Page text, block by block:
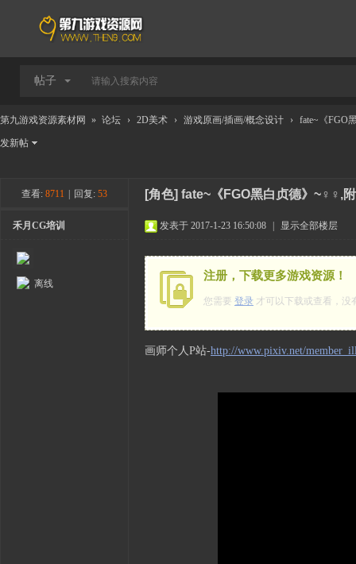
帖子
第九游戏资源素材网 » 论坛 › 2D美术 › 游戏原画/插画/概念设计 › fate~《FGO
发新帖
查看: 8711 回复: 53 [角色] fate~《FGO黑白贞德》~♀♀,
禾月CG培训
离线
发表于 2017-1-23 16:50:08 显示全部楼层
注册，下载更多游戏资源！
您需要 登录 才可以下载或查看，没
画师个人P站-http://www.pixiv.net/